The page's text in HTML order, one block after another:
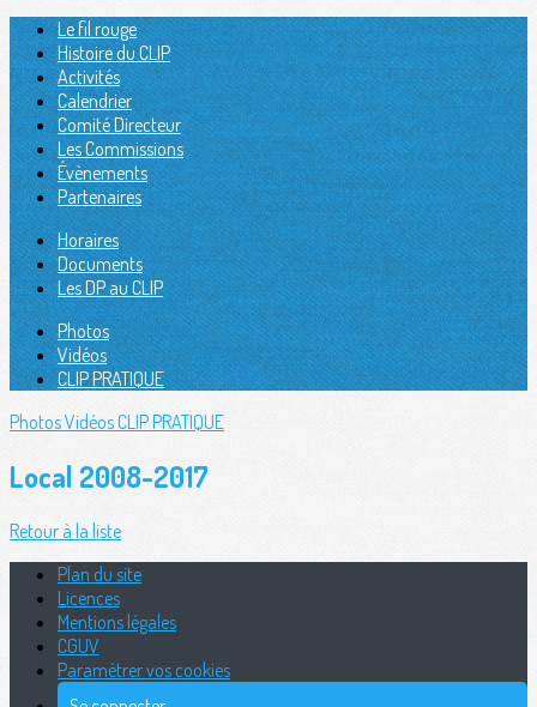
Le fil rouge
Histoire du CLIP
Activités
Calendrier
Comité Directeur
Les Commissions
Évènements
Partenaires
Horaires
Documents
Les DP au CLIP
Photos
Vidéos
CLIP PRATIQUE
PhotosVidéosCLIP PRATIQUE
Local 2008-2017
Retour à la liste
Plan du site
Licences
Mentions légales
CGUV
Paramétrer vos cookies